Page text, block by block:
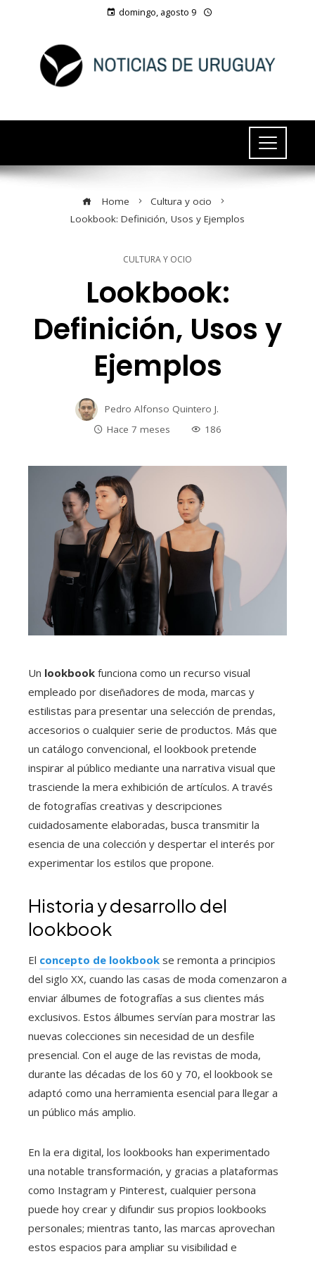
domingo, agosto 9
Home
Cultura y ocio
Lookbook: Definición, Usos y Ejemplos
CULTURA Y OCIO
Lookbook:
Definición, Usos y
Ejemplos
Pedro Alfonso Quintero J.
Hace 7 meses
186
Un lookbook funciona como un recurso visual
empleado por diseñadores de moda, marcas y
estilistas para presentar una selección de prendas,
accesorios o cualquier serie de productos. Más que
un catálogo convencional, el lookbook pretende
inspirar al público mediante una narrativa visual que
trasciende la mera exhibición de artículos. A través
de fotografías creativas y descripciones
cuidadosamente elaboradas, busca transmitir la
esencia de una colección y despertar el interés por
experimentar los estilos que propone.
Historia y desarrollo del
lookbook
El concepto de lookbook se remonta a principios
del siglo XX, cuando las casas de moda comenzaron a
enviar álbumes de fotografías a sus clientes más
exclusivos. Estos álbumes servían para mostrar las
nuevas colecciones sin necesidad de un desfile
presencial. Con el auge de las revistas de moda,
durante las décadas de los 60 y 70, el lookbook se
adaptó como una herramienta esencial para llegar a
un público más amplio.
En la era digital, los lookbooks han experimentado
una notable transformación, y gracias a plataformas
como Instagram y Pinterest, cualquier persona
puede hoy crear y difundir sus propios lookbooks
personales; mientras tanto, las marcas aprovechan
estos espacios para ampliar su visibilidad e